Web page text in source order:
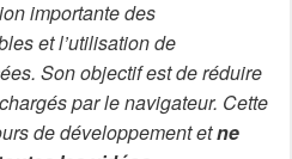
importante des
et l’utilisation de
Son objectif est de réduire
par le navigateur. Cette
de développement etne